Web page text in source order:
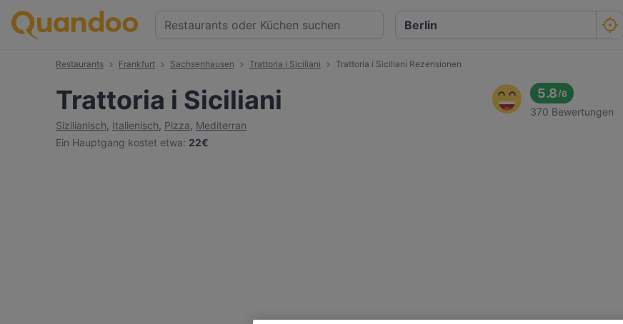
Restaurants Frankfurt Sachsenhausen Trattoria i Siciliani Trattoria i Siciliani Rezensionen
Trattoria i Siciliani
Sizilianisch, Italienisch, Pizza, Mediterran
Ein Hauptgang kostet etwa: 22€
5.8/6
370 Bewertungen